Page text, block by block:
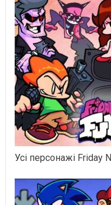
Усі персонажі Friday